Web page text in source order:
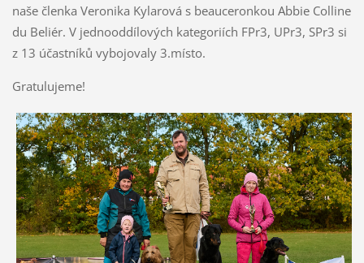
naše členka Veronika Kylarová s beauceronkou Abbie Colline
du Beliér. V jednooddílových kategoriích FPr3, UPr3, SPr3 si
z 13 účastníků vybojovaly 3.místo.
Gratulujeme!